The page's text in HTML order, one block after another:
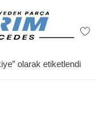
olarak etiketlendi